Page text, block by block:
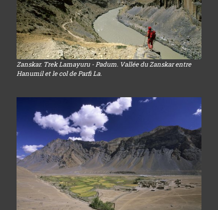
Zanskar. Trek Lamayuru - Padum. Vallée du Zanskar entre
Hanumil et le col de Parfi La.